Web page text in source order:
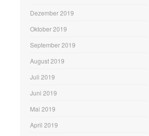
Dezember 2019
Oktober 2019
September 2019
August 2019
Juli 2019
Juni 2019
Mai 2019
April 2019